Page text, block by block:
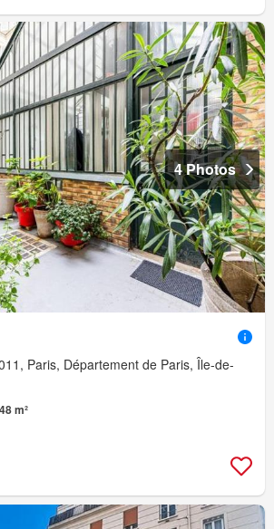
4 Photos
Paris, Département de Paris, Île-de-
48 m²